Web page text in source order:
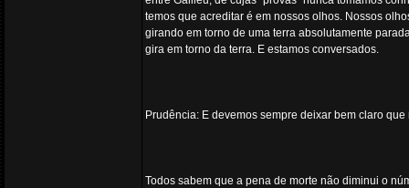
temos que acreditar é em nossos olhos. Nossos
girando em torno de uma terra absolutamente
gira em torno da terra. E estamos conversados.
Prudência: E devemos sempre deixar bem claro
Todos sabem que a pena de morte não diminui o